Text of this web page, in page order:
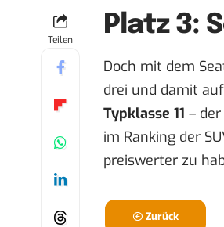
Teilen
Platz 3:
Doch mit dem
drei und damit
Typklasse 11 –
im Ranking der
preiswerter zu
Zurück